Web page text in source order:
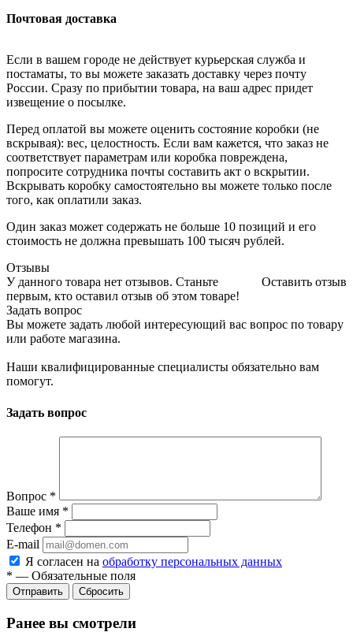
Почтовая доставка
Если в вашем городе не действует курьерская служба и
постаматы, то вы можете заказать доставку через почту
России. Сразу по прибытии товара, на ваш адрес придет
извещение о посылке.
Перед оплатой вы можете оценить состояние коробки (не
вскрывая): вес, целостность. Если вам кажется, что заказ не
соответствует параметрам или коробка повреждена,
попросите сотрудника почты составить акт о вскрытии.
Вскрывать коробку самостоятельно вы можете только после
того, как оплатили заказ.
Один заказ может содержать не больше 10 позиций и его
стоимость не должна превышать 100 тысяч рублей.
Отзывы
Оставить отзыв
У данного товара нет отзывов. Станьте
первым, кто оставил отзыв об этом товаре!
Задать вопрос
Вы можете задать любой интересующий вас вопрос по товару
или работе магазина.
Наши квалифицированные специалисты обязательно вам
помогут.
Задать вопрос
Вопрос *
Ваше имя *
Телефон *
E-mail
Я согласен на обработку персональных данных
* — Обязательные поля
Отправить Сбросить
Ранее вы смотрели